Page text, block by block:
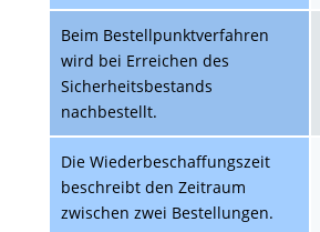
Beim Bestellpunktverfahren
wird bei Erreichen des
Sicherheitsbestands
nachbestellt.
Die Wiederbeschaffungszeit
beschreibt den Zeitraum
zwischen zwei Bestellungen.